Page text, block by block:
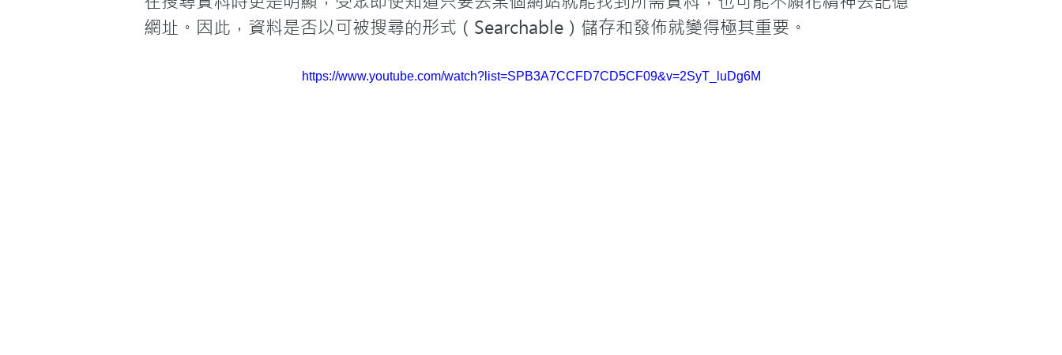
網址。因此，資料是否以可被搜尋的形式（Searchable）儲存和發佈就變得極其重要。
https://www.youtube.com/watch?list=SPB3A7CCFD7CD5CF09&v=2SyT_luDg6M